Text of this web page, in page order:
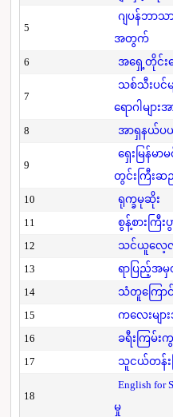
5
ဂျပန်ဘာသ
အတွက်
6 အရှေ့တိုင်းက
7
သစ်သီးပင်မ
ရောဂါမျာ
8 အာရှနယ်ပ
9
ရှေးမြန်မ
တွင်းကြီးဆ
10 ရုက္ခမုဆိုး
11
စွန့်စားကြီ
12
သင်ယူလေ့လာ
13
ရာပြည့်
14
သံတူကြောင်
15
ကလေးမျ
16
ခရီးကြမ်
17
သူငယ်တန်း
18
English for
မှု